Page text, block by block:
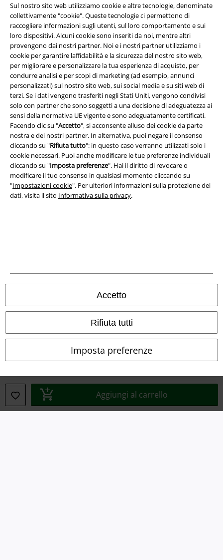
Sul nostro sito web utilizziamo cookie e altre tecnologie, denominate
collettivamente "cookie". Queste tecnologie ci permettono di
raccogliere informazioni sugli utenti, sul loro comportamento e sui
loro dispositivi. Alcuni cookie sono inseriti da noi, mentre altri
provengono dai nostri partner. Noi e i nostri partner utilizziamo i
cookie per garantire laffidabilità e la sicurezza del nostro sito web,
per migliorare e personalizzare la tua esperienza di acquisto, per
condurre analisi e per scopi di marketing (ad esempio, annunci
personalizzati) sul nostro sito web, sui social media e su siti web di
terzi. Se i dati vengono trasferiti negli Stati Uniti, vengono condivisi
solo con partner che sono soggetti a una decisione di adeguatezza ai
sensi della normativa UE vigente e sono adeguatamente certificati.
Facendo clic su "Accetto", si acconsente alluso dei cookie da parte
nostra e dei nostri partner. In alternativa, puoi negare il consenso
cliccando su "Rifiuta tutto": in questo caso verranno utilizzati solo i
cookie necessari. Puoi anche modificare le tue preferenze individuali
cliccando su "Imposta preferenze". Hai il diritto di revocare o
modificare il tuo consenso in qualsiasi momento cliccando su
"Impostazioni cookie". Per ulteriori informazioni sulla protezione dei
dati, visita il sito Informativa sulla privacy.
Accetto
Rifiuta tutti
Imposta preferenze
Aggiungi al carrello
App EMP
Scarica la nuova app di EMP!
A Warner Music Group Company
Termini & Condizioni
Redazione
Smaltimento rifiuti e protezione dell’ambiente
Dichiarazione di Conformità
Informazioni sull'accessibilità